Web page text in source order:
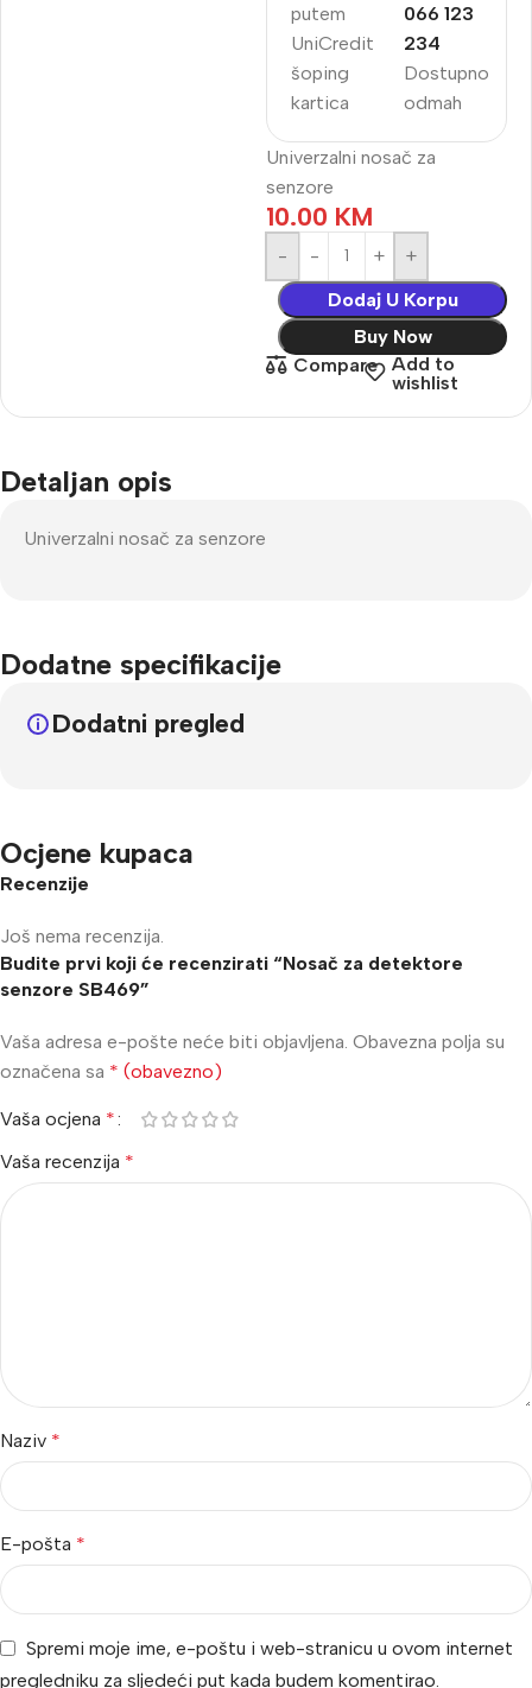
putem
UniCredit
šoping
kartica
Dostupno
odmah
066 123
234
Univerzalni nosač za
senzore
10.00 KM
-
+
Dodaj U Korpu
Buy Now
Compare
Add to
wishlist
Detaljan opis
Univerzalni nosač za senzore
Dodatne specifikacije
Dodatni pregled
Ocjene kupaca
Recenzije
Još nema recenzija.
Budite prvi koji će recenzirati “Nosač za detektore
senzore SB469”
Vaša adresa e-pošte neće biti objavljena. Obavezna polja su
označena sa * (obavezno)
Vaša ocjena *
Vaša recenzija *
Naziv *
E-pošta *
Spremi moje ime, e-poštu i web-stranicu u ovom internet
pregledniku za sljedeći put kada budem komentirao.